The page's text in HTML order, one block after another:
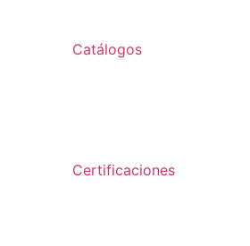
Catálogos
Certificaciones